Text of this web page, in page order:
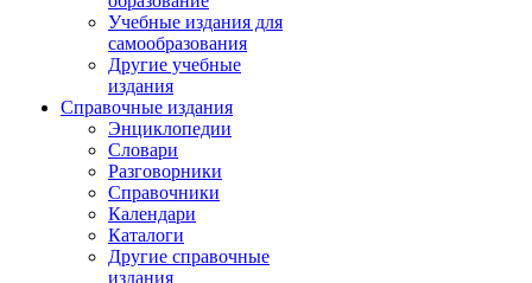
Учебные издания для
самообразования
Другие учебные
издания
Справочные издания
Энциклопедии
Словари
Разговорники
Справочники
Календари
Каталоги
Другие справочные
издания